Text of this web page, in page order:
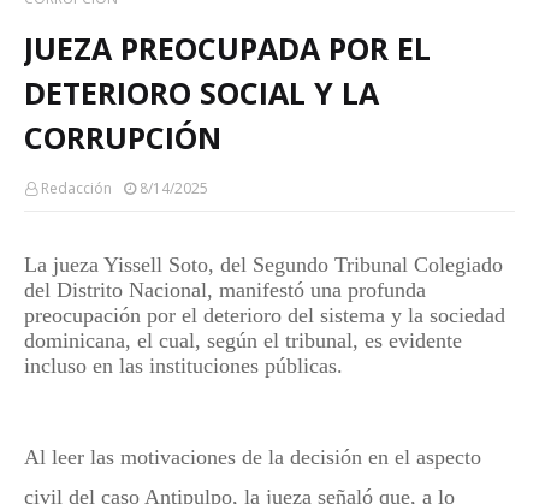
JUEZA PREOCUPADA POR EL
DETERIORO SOCIAL Y LA
CORRUPCIÓN
Redacción 8/14/2025
La jueza Yissell Soto, del Segundo Tribunal Colegiado
del Distrito Nacional, manifestó una profunda
preocupación por el deterioro del sistema y la sociedad
dominicana, el cual, según el tribunal, es evidente
incluso en las instituciones públicas.
Al leer las motivaciones de la decisión en el aspecto
civil del caso Antipulpo, la jueza señaló que, a lo